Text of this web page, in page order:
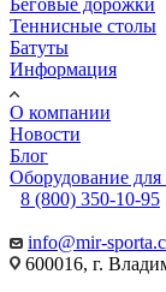
Теннисные столы
Батуты
Информация
О компании
Новости
Блог
Оборудование для
8 (800) 350-10-95
info@mir-
600016, г.